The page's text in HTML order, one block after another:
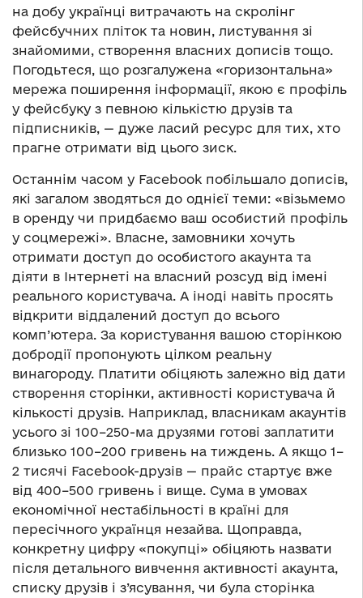
на добу українці витрачають на скролінг
фейсбучних пліток та новин, листування зі
знайомими, створення власних дописів тощо.
Погодьтеся, що розгалужена «горизонтальна»
мережа поширення інформації, якою є профіль
у фейсбуку з певною кількістю друзів та
підписників, — дуже ласий ресурс для тих, хто
прагне отримати від цього зиск.
Останнім часом у Facebook побільшало дописів,
які загалом зводяться до однієї теми: «візьмемо
в оренду чи придбаємо ваш особистий профіль
у соцмережі». Власне, замовники хочуть
отримати доступ до особистого акаунта та
діяти в Інтернеті на власний розсуд від імені
реального користувача. А іноді навіть просять
відкрити віддалений доступ до всього
комп’ютера. За користування вашою сторінкою
добродії пропонують цілком реальну
винагороду. Платити обіцяють залежно від дати
створення сторінки, активності користувача й
кількості друзів. Наприклад, власникам акаунтів
усього зі 100–250-ма друзями готові заплатити
близько 100–200 гривень на тиждень. А якщо 1–
2 тисячі Facebook-друзів — прайс стартує вже
від 400–500 гривень і вище. Сума в умовах
економічної нестабільності в країні для
пересічного українця незайва. Щоправда,
конкретну цифру «покупці» обіцяють назвати
після детального вивчення активності акаунта,
списку друзів і з’ясування, чи була сторінка